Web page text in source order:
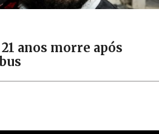
anos morre após